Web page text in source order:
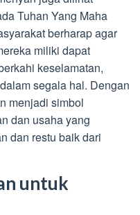
Tuhan Yang Maha
berharap agar
miliki dapat
keselamatan,
segala hal. Dengan
menjadi simbol
dan usaha yang
dan restu baik dari
untuk